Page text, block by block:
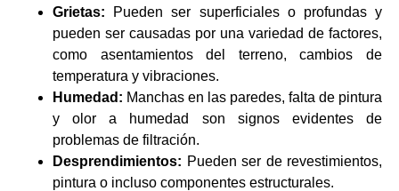
Grietas: Pueden ser superficiales o profundas y
pueden ser causadas por una variedad de factores,
como asentamientos del terreno, cambios de
temperatura y vibraciones.
Humedad: Manchas en las paredes, falta de pintura
y olor a humedad son signos evidentes de
problemas de filtración.
Desprendimientos: Pueden ser de revestimientos,
pintura o incluso componentes estructurales.